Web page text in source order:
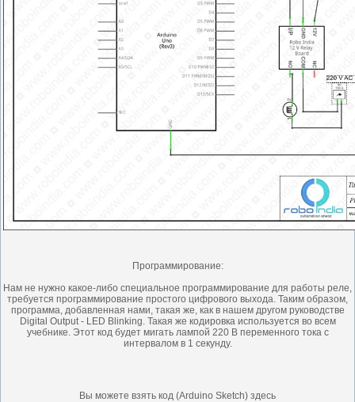
Программирование:
Нам не нужно какое-либо специальное программирование для работы реле,
требуется программирование простого цифрового выхода. Таким образом,
программа, добавленная нами, такая же, как в нашем другом руководстве
Digital Output - LED Blinking. Такая же кодировка используется во всем
учебнике. Этот код будет мигать лампой 220 В переменного тока с
интервалом в 1 секунду.
Вы можете взять код (Arduino Sketch) здесь